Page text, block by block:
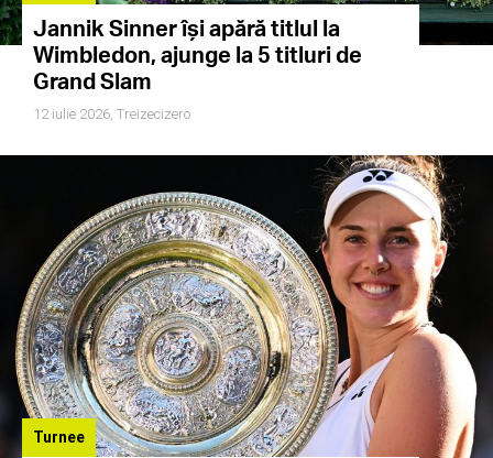
Jannik Sinner își apără titlul la
Wimbledon, ajunge la 5 titluri de
Grand Slam
12 iulie 2026, Treizecizero
Turnee